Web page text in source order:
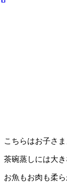
こちらはお子さ
茶碗蒸しには大き
お魚もお肉も柔